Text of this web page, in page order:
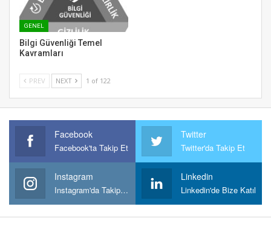
GENEL
Bilgi Güvenliği Temel
Kavramları
PREV NEXT 1 of 122
Facebook
Facebook'ta Takip Et
Twitter
Twitter'da Takip Et
Instagram
Instagram'da Takipt Et
Linkedin
Linkedin'de Bize Katıl